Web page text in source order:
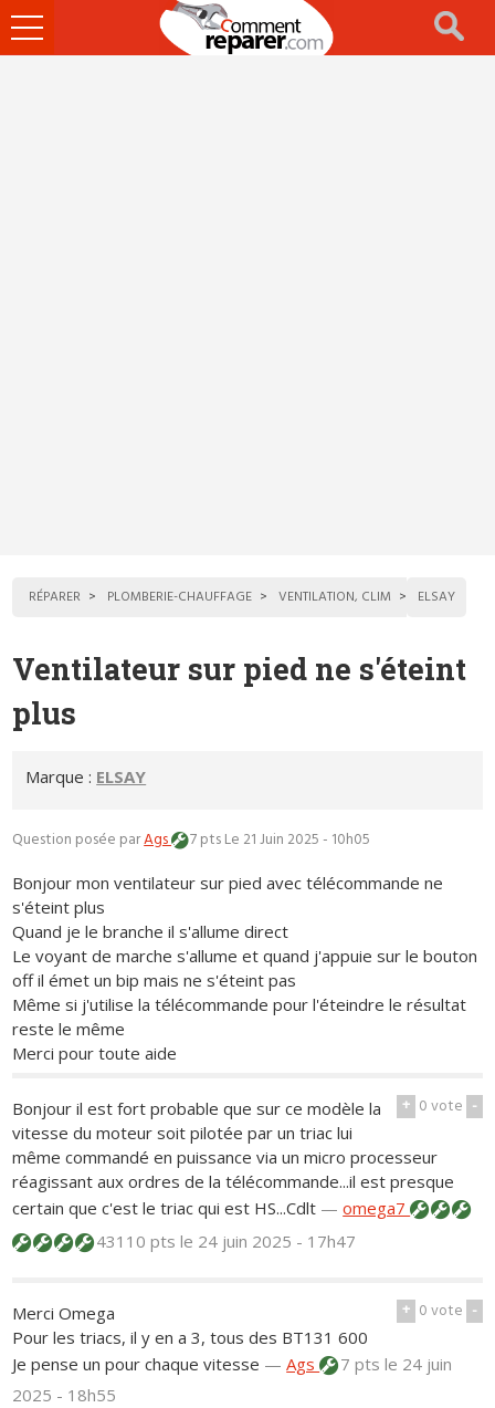
Ouvrir
le
RÉPARER PLOMBERIE-CHAUFFAGE VENTILATION, CLIM ELSAY
Ventilateur sur pied ne s'éteint
plus
Marque : ELSAY
Question posée parAgs 7 ptsLe 21 Juin 2025 - 10h05
Bonjour mon ventilateur sur pied avec télécommande ne
s'éteint plus
Quand je le branche il s'allume direct
Le voyant de marche s'allume et quand j'appuie sur le bouton
off il émet un bip mais ne s'éteint pas
Même si j'utilise la télécommande pour l'éteindre le résultat
reste le même
Merci pour toute aide
+ 0vote -
Bonjour il est fort probable que sur ce modèle la
vitesse du moteur soit pilotée par un triac lui
même commandé en puissance via un micro processeur
réagissant aux ordres de la télécommande...il est presque
certain que c'est le triac qui est HS...Cdlt —omega7
43110 ptsle 24 juin 2025 - 17h47
+ 0vote -
Merci Omega
Pour les triacs, il y en a 3, tous des BT131 600
Je pense un pour chaque vitesse —Ags 7 ptsle 24 juin
2025 - 18h55